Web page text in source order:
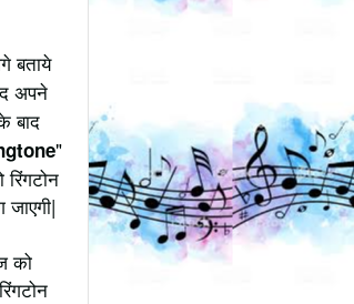
बताये
अपने
बाद
"
को